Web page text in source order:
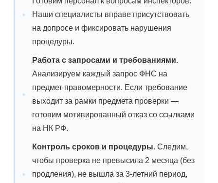
Наши специалисты вправе присутствовать
на допросе и фиксировать нарушения
процедуры.
Работа с запросами и требованиями.
Анализируем каждый запрос ФНС на
предмет правомерности. Если требование
выходит за рамки предмета проверки —
готовим мотивированный отказ со ссылками
на НК РФ.
Контроль сроков и процедуры. Следим,
чтобы проверка не превысила 2 месяца (без
продления), не вышла за 3-летний период,